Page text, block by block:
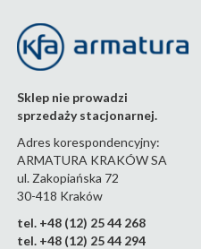
Sklep nie prowadzi
sprzedaży stacjonarnej.
Adres korespondencyjny:
ARMATURA KRAKÓW SA
ul. Zakopiańska 72
30-418 Kraków
tel. +48 (12) 25 44 268
tel. +48 (12) 25 44 294